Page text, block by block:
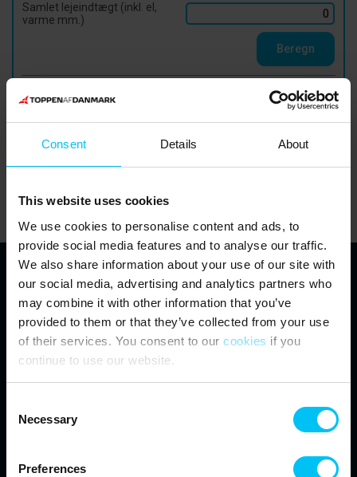
Consent Details About
This website uses cookies
We use cookies to personalise content and ads, to
provide social media features and to analyse our traffic.
We also share information about your use of our site with
our social media, advertising and analytics partners who
may combine it with other information that you’ve
provided to them or that they’ve collected from your use
of their services. You consent to our cookies if you
continue to use our website.
Selection
Necessary
Preferences
Samlet lejeindtægt (inkl. el,
varme mm.)
Beregn
Bundfradrag
Kr. 50.200
Fradrag *40%
Toppen af Danmark - Feriehuse.dk
Vestre Strandvej 10
DK-9990 Skagen
info@feriehuse.dk
Se vores Instagram